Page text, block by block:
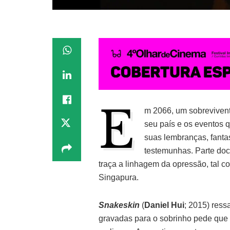
E
m 2066, um
seu país e os eventos
suas lembranças,
testemunhas. Parte
traça a linhagem da opressão, tal
Singapura.
Snakeskin (Daniel Hui; 2015)
gravadas para o sobrinho pede